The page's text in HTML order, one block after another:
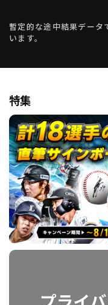
暫定的な途中結果データ
います。
特集